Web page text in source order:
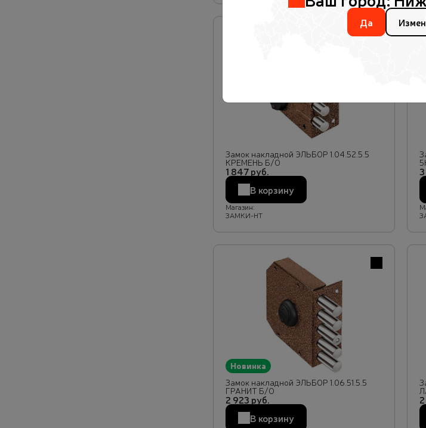
Замок накладной ЭЛЬБОР 1.04.52.5.5
КРЕМЕНЬ Б/О
1 847 руб.
В корзину
Магазин:
ЗАМКИ-НТ
Новинка
В избранное
Замок накладной ЭЛЬБОР 1.06.51.5.5
ГРАНИТ Б/О
2 923 руб.
В корзину
Да